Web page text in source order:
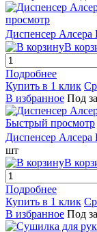
просмотр
Диспенсер Алсера
В
Подробнее
Купить в 1 клик
В избранное Под
Быстрый просмотр
Диспенсер Алсера
шт
В
Подробнее
Купить в 1 клик
В избранное Под